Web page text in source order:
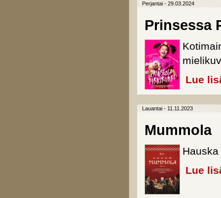
Perjantai - 29.03.2024
Prinsessa
Lue
Lauantai - 11.11.2023
Mummola
Lue